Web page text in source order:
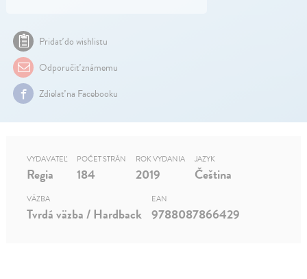
Pridať do wishlistu
Odporučiť známemu
Zdielať na Facebooku
VYDAVATEĽ
Regia
POČET STRÁN
184
ROK VYDANIA
2019
JAZYK
Čeština
VÄZBA
Tvrdá väzba / Hardback
EAN
9788087866429